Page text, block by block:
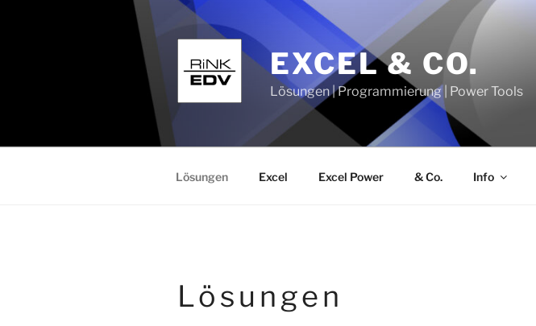
EXCEL & CO.
Lösungen | Programmierung | Power Tools
Lösungen Excel Excel Power & Co. Info
Lösungen